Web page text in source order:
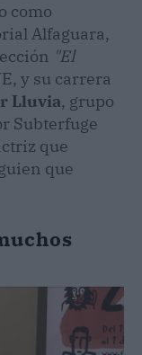
como
Alfaguara,
"El
y su carrera
Lluvia, grupo
Subterfuge
que
que